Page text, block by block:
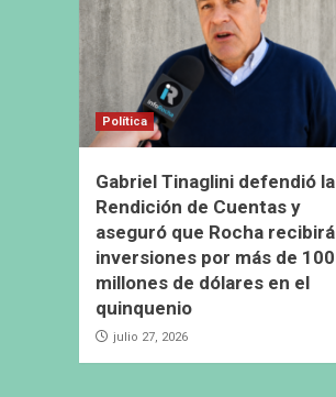
Política
Gabriel Tinaglini defendió la
Rendición de Cuentas y
aseguró que Rocha recibirá
inversiones por más de 100
millones de dólares en el
quinquenio
julio 27, 2026